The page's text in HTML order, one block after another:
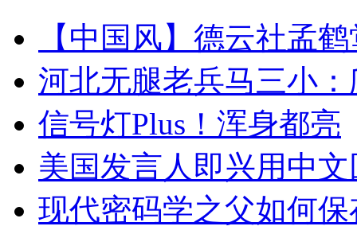
【中国风】德云社孟
河北无腿老兵马三小
信号灯Plus！浑身都亮
美国发言人即兴用中
现代密码学之父如何